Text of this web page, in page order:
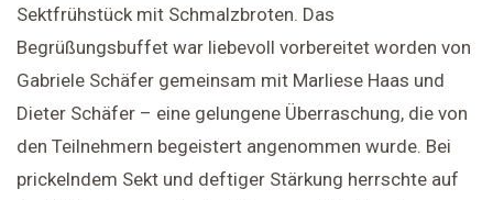
Sektfrühstück mit Schmalzbroten. Das
Begrüßungsbuffet war liebevoll vorbereitet worden von
Gabriele Schäfer gemeinsam mit Marliese Haas und
Dieter Schäfer – eine gelungene Überraschung, die von
den Teilnehmern begeistert angenommen wurde. Bei
prickelndem Sekt und deftiger Stärkung herrschte auf